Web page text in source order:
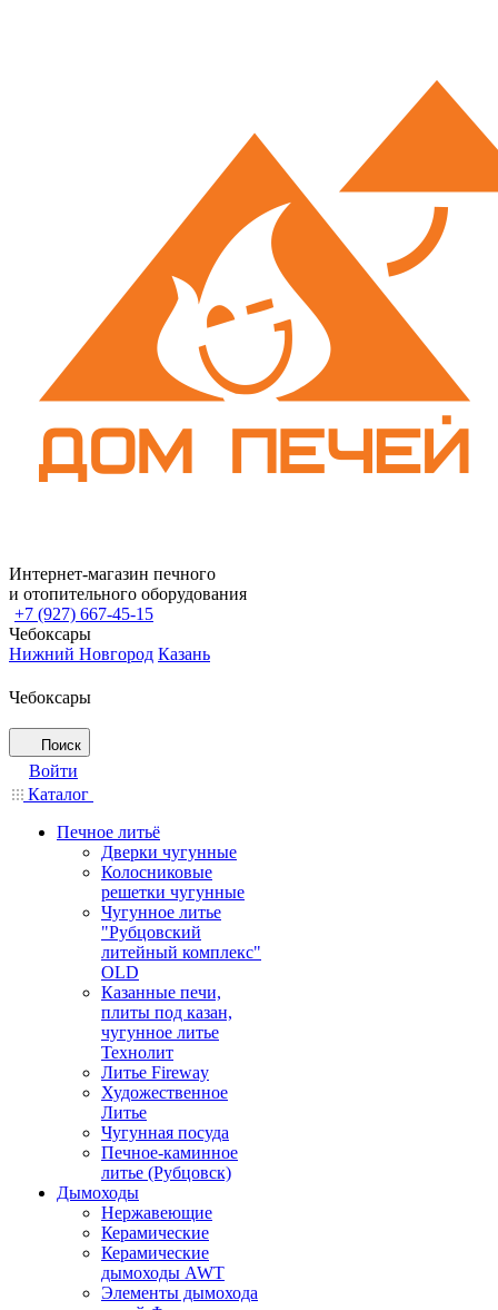
Интернет-магазин печного
и отопительного оборудования
+7 (927) 667-45-15
Чебоксары
Нижний Новгород Казань
Чебоксары
Поиск
Войти
Каталог
Печное литьё
Дверки чугунные
Колосниковые
решетки чугунные
Чугунное литье
"Рубцовский
литейный комплекс"
OLD
Казанные печи,
плиты под казан,
чугунное литье
Технолит
Литье Fireway
Художественное
Литье
Чугунная посуда
Печное-каминное
литье (Рубцовск)
Дымоходы
Нержавеющие
Керамические
Керамические
дымоходы AWT
Элементы дымохода